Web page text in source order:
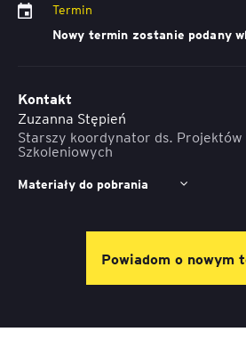
Termin
Nowy termin zostanie podany
Kontakt
Zuzanna Stępień
Starszy koordynator ds. Projektów
Szkoleniowych
Materiały do pobrania
Powiadom o nowym